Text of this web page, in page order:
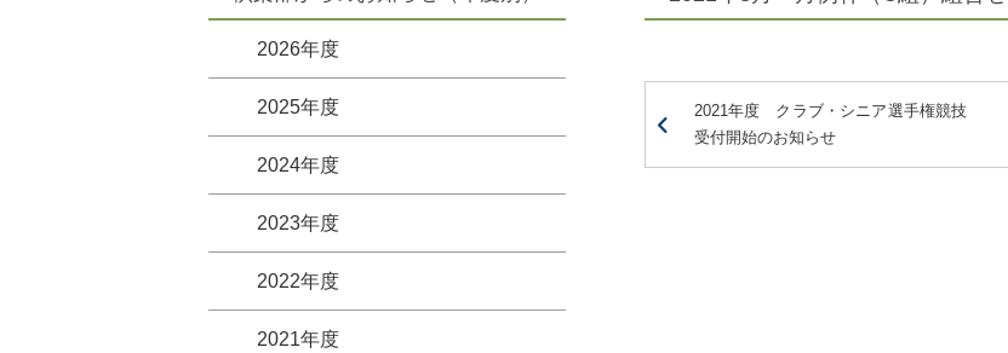
2021年度 クラブ・シニア選手権競技
受付開始のお知らせ
2026年度
2025年度
2024年度
2023年度
2022年度
2021年度